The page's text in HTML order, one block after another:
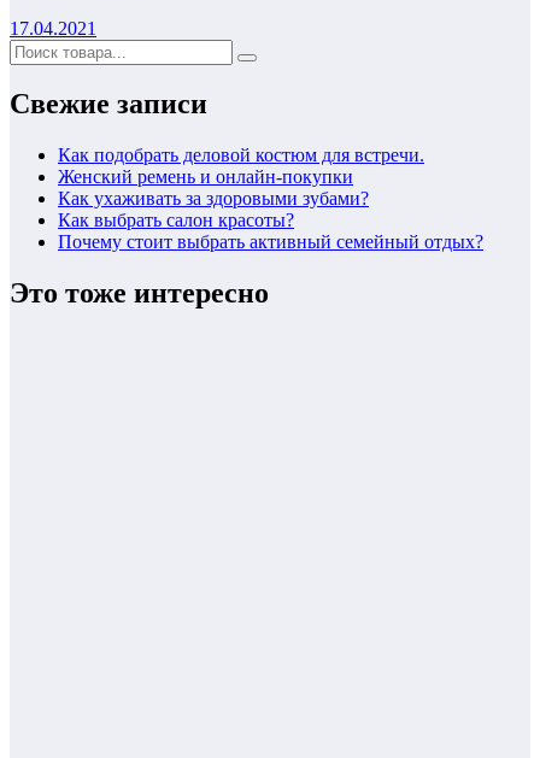
17.04.2021
Свежие записи
Как подобрать деловой костюм для встречи.
Женский ремень и онлайн-покупки
Как ухаживать за здоровыми зубами?
Как выбрать салон красоты?
Почему стоит выбрать активный семейный отдых?
Это тоже интересно